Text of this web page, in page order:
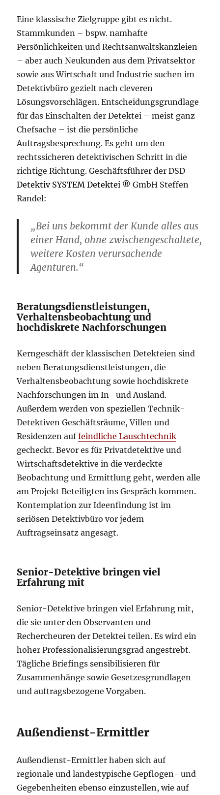
Eine klassische Zielgruppe gibt es nicht.
Stammkunden – bspw. namhafte
Persönlichkeiten und Rechtsanwaltskanzleien
– aber auch Neukunden aus dem Privatsektor
sowie aus Wirtschaft und Industrie suchen im
Detektivbüro gezielt nach cleveren
Lösungsvorschlägen. Entscheidungsgrundlage
für das Einschalten der Detektei – meist ganz
Chefsache – ist die persönliche
Auftragsbesprechung. Es geht um den
rechtssicheren detektivischen Schritt in die
richtige Richtung. Geschäftsführer der DSD
Detektiv SYSTEM Detektei ® GmbH Steffen
Randel:
„Bei uns bekommt der Kunde alles aus
einer Hand, ohne zwischengeschaltete,
weitere Kosten verursachende
Agenturen.“
Beratungsdienstleistungen,
Verhaltensbeobachtung und
hochdiskrete Nachforschungen
Kerngeschäft der klassischen Detekteien sind
neben Beratungsdienstleistungen, die
Verhaltensbeobachtung sowie hochdiskrete
Nachforschungen im In- und Ausland.
Außerdem werden von speziellen Technik-
Detektiven Geschäftsräume, Villen und
Residenzen auffeindliche Lauschtechnik
gecheckt. Bevor es für Privatdetektive und
Wirtschaftsdetektive in die verdeckte
Beobachtung und Ermittlung geht, werden alle
am Projekt Beteiligten ins Gespräch kommen.
Kontemplation zur Ideenfindung ist im
seriösen Detektivbüro vor jedem
Auftragseinsatz angesagt.
Senior-Detektive bringen viel
Erfahrung mit
Senior-Detektive bringen viel Erfahrung mit,
die sie unter den Observanten und
Rechercheuren der Detektei teilen. Es wird ein
hoher Professionalisierungsgrad angestrebt.
Tägliche Briefings sensibilisieren für
Zusammenhänge sowie Gesetzesgrundlagen
und auftragsbezogene Vorgaben.
Außendienst-Ermittler
Außendienst-Ermittler haben sich auf
regionale und landestypische Gepflogen- und
Gegebenheiten ebenso einzustellen, wie auf